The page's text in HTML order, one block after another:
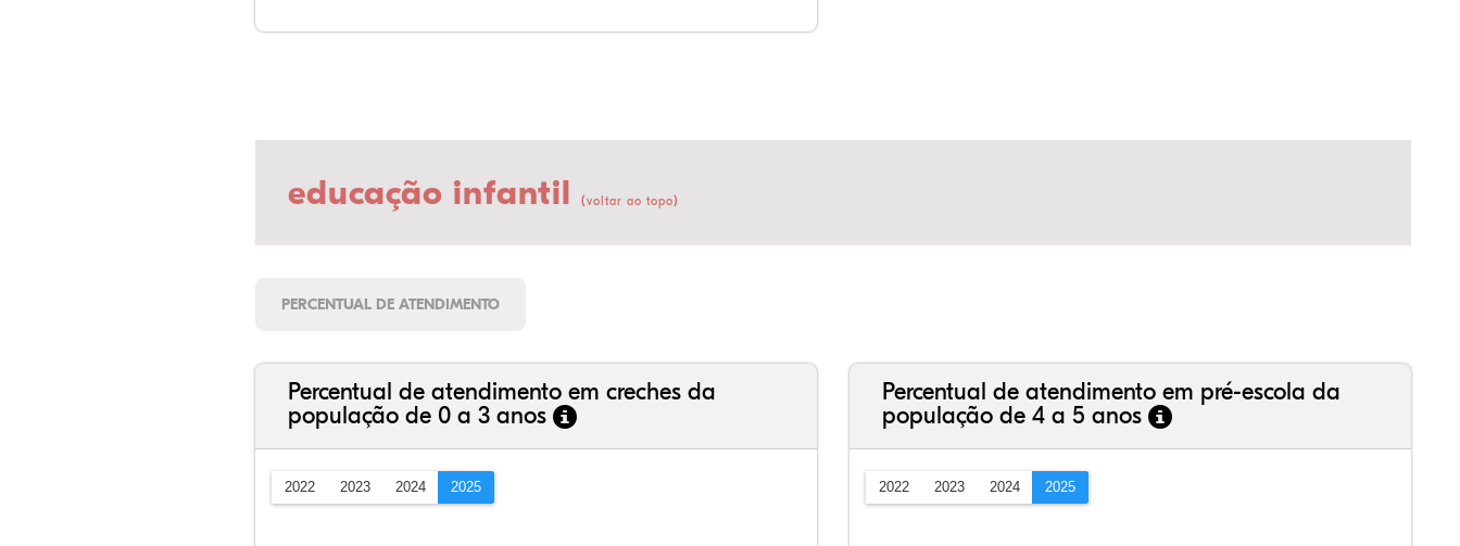
educação infantil (voltar ao topo)
PERCENTUAL DE ATENDIMENTO
Percentual de atendimento em creches da
população de 0 a 3 anos
2022 2023 2024 2025
Percentual de atendimento em pré-escola da
população de 4 a 5 anos
2022 2023 2024 2025